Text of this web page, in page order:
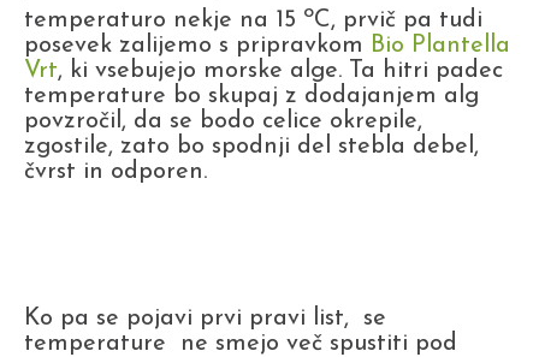
temperaturo nekje na 15 oC, prvič pa tudi
posevek zalijemo s pripravkom Bio Plantella
Vrt, ki vsebujejo morske alge. Ta hitri padec
temperature bo skupaj z dodajanjem alg
povzročil, da se bodo celice okrepile,
zgostile, zato bo spodnji del stebla debel,
čvrst in odporen.
Ko pa se pojavi prvi pravi list, se
temperature ne smejo več spustiti pod